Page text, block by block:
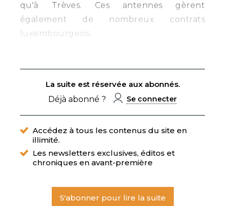
qu'à Trèves. Ces antennes gèrent
également de nombreux contrats
luxembourgeois.
La suite est réservée aux abonnés.
Déjà abonné ?
Se connecter
Accédez à tous les contenus du site en
illimité.
Les newsletters exclusives, éditos et
chroniques en avant-première
S'abonner pour lire la suite